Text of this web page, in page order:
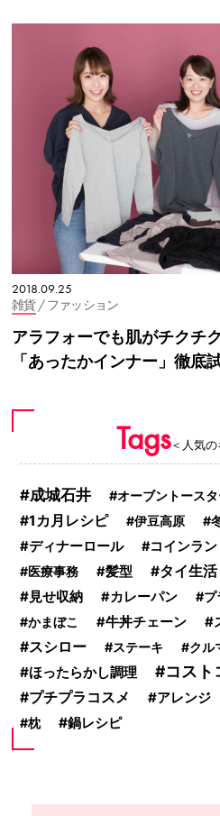
2018.09.25
雑貨/ ファッション
アラフォーでも肌がチクチ
「あったかインナー」徹底
Tags＜人気の
成城石井 オーブントース
1カ月レシピ 伊豆高原
ディナーロール コインラ
医療事務 髪型 タイ生活
見せ収納 カレーパン
プ
かまぼこ
牛丼チェーン
スシロー
ステーキ クル
ほったらかし調理 コスト
プチプラコスメ
アレンジ
枕
鍋レシピ